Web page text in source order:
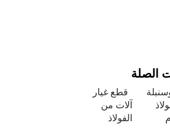
الصلة
قطع غيار
آلات من
الفولاذ